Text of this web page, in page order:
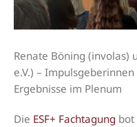
Renate Böning (involas)
e.V.) –
Ergebnisse im Plenum
Die ESF+ Fachtagung bot